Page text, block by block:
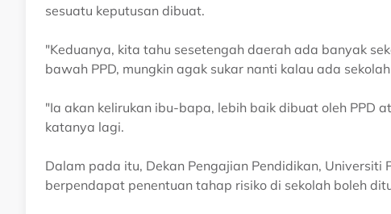
sesuatu keputusan dibuat.
"Keduanya, kita tahu sesetengah daerah ada banyak
bawah PPD, mungkin agak sukar nanti kalau ada
"Ia akan kelirukan ibu-bapa, lebih baik dibuat oleh PPD
katanya lagi.
Dalam pada itu, Dekan Pengajian Pendidikan, Universiti
berpendapat penentuan tahap risiko di sekolah boleh